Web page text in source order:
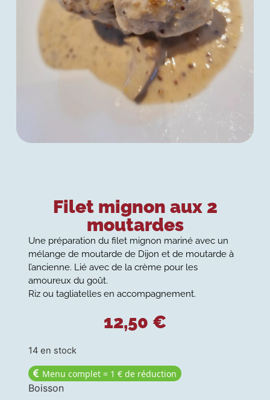
Filet mignon aux 2
moutardes
Une préparation du filet mignon mariné avec un
mélange de moutarde de Dijon et de moutarde à
l’ancienne. Lié avec de la crème pour les
amoureux du goût.
Riz ou tagliatelles en accompagnement.
12,50 €
14 en stock
Menu complet = 1 € de réduction
Boisson